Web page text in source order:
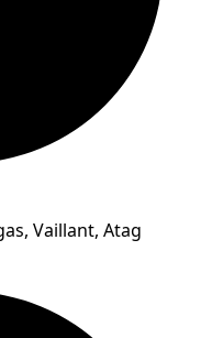
Vaillant, Atag